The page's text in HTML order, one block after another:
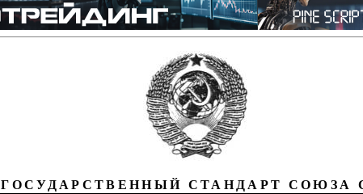
ГОСУДАРСТВЕННЫЙ СТАНДАРТ СОЮЗА